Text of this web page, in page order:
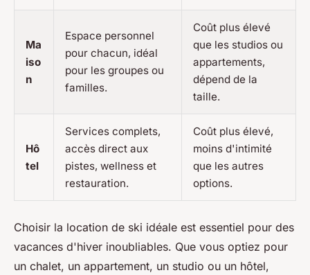
Ma
iso
n
Espace personnel
pour chacun, idéal
pour les groupes ou
familles.
Coût plus élevé
que les studios ou
appartements,
dépend de la
taille.
Hô
tel
Services complets,
accès direct aux
pistes, wellness et
restauration.
Coût plus élevé,
moins d'intimité
que les autres
options.
Choisir la location de ski idéale est essentiel pour des
vacances d'hiver inoubliables. Que vous optiez pour
un chalet, un appartement, un studio ou un hôtel,